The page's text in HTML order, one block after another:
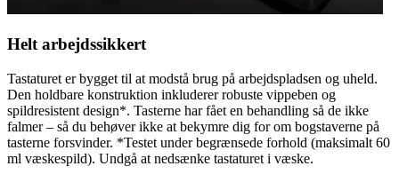
Helt arbejdssikkert
Tastaturet er bygget til at modstå brug på arbejdspladsen og uheld.
Den holdbare konstruktion inkluderer robuste vippeben og
spildresistent design*. Tasterne har fået en behandling så de ikke
falmer – så du behøver ikke at bekymre dig for om bogstaverne på
tasterne forsvinder. *Testet under begrænsede forhold (maksimalt 60
ml væskespild). Undgå at nedsænke tastaturet i væske.